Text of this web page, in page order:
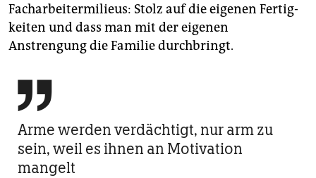
Facharbeitermilieus: Stolz auf die eigenen Fertig­­
keiten und dass man mit der eigenen
Anstrengung die Familie durchbringt.

Arme werden verdächtigt, nur arm zu
sein, weil es ihnen an Motivation
mangelt